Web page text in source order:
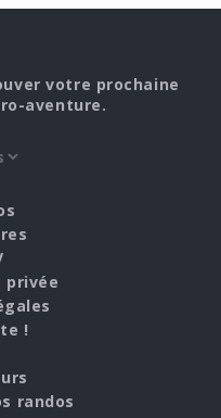
votre prochaine
aventure.
privée
!
randos